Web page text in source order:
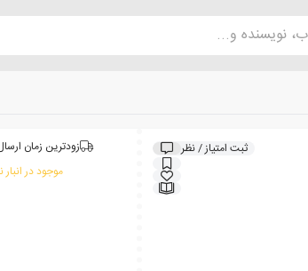
نویسنده و...
ثبت امتیاز / نظر زودترین زمان
موجود در انبار